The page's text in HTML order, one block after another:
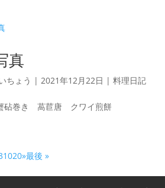
真
ちょう |2021年12月22日 |料理日記
砧巻き 萵苣唐 クワイ煎餅
1020»最後 »